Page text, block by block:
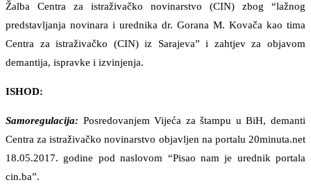
Žalba Centra za istraživačko novinarstvo (CIN) zbog “lažnog
predstavljanja novinara i urednika dr. Gorana M. Kovača kao tima
Centra za istraživačko (CIN) iz Sarajeva” i zahtjev za objavom
demantija, ispravke i izvinjenja.
ISHOD:
Samoregulacija: Posredovanjem Vijeća za štampu u BiH, demanti
Centra za istraživačko novinarstvo objavljen na portalu 20minuta.net
18.05.2017. godine pod naslovom “Pisao nam je urednik portala
cin.ba”.